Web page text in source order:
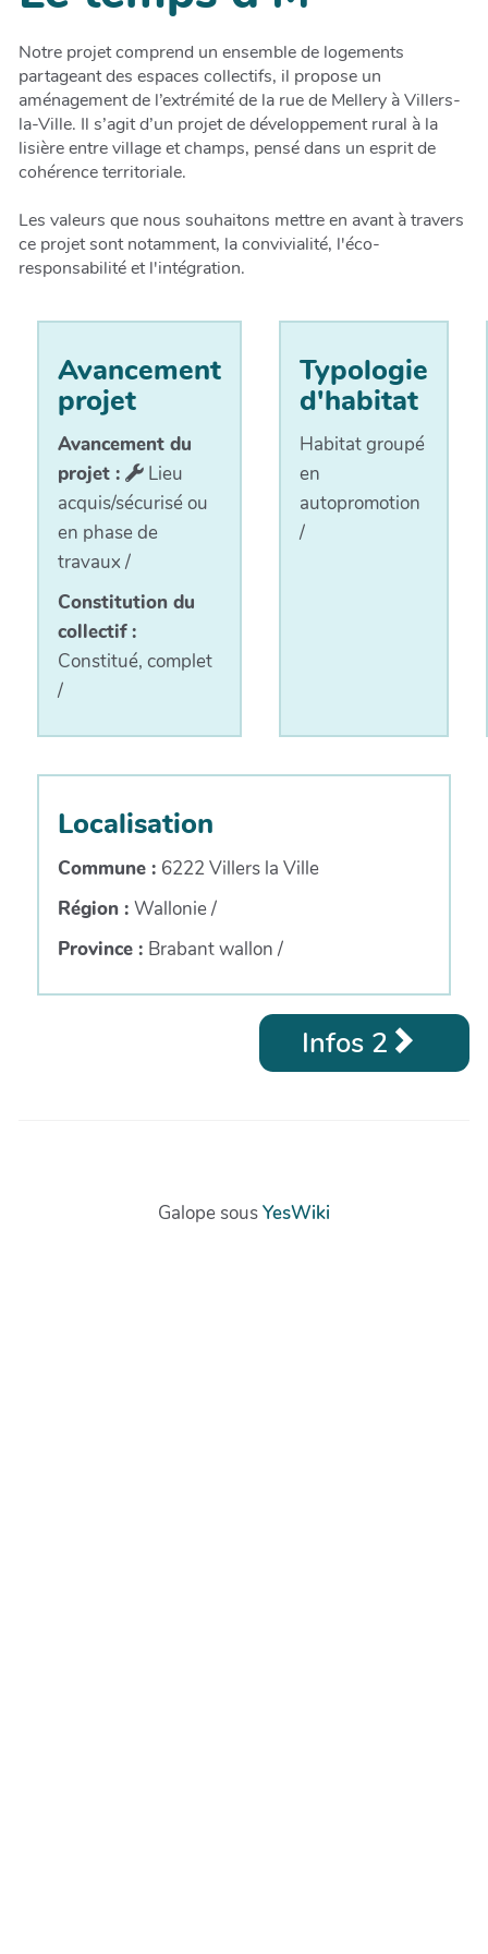
Notre projet comprend un ensemble de logements
partageant des espaces collectifs, il propose un
aménagement de l’extrémité de la rue de Mellery à Villers-
la-Ville. Il s’agit d’un projet de développement rural à la
lisière entre village et champs, pensé dans un esprit de
cohérence territoriale.
Les valeurs que nous souhaitons mettre en avant à travers
ce projet sont notamment, la convivialité, l'éco-
responsabilité et l'intégration.
Avancement
projet
Avancement du
projet :
Lieu
acquis/sécurisé ou
en phase de
travaux/
Constitution du
collectif :
Constitué, complet
/
Typologie
d'habitat
Habitat groupé
en
autopromotion
/
Localisation
Commune : 6222 Villers la Ville
Région : Wallonie/
Province : Brabant wallon /
Infos 2
Galope sousYesWiki